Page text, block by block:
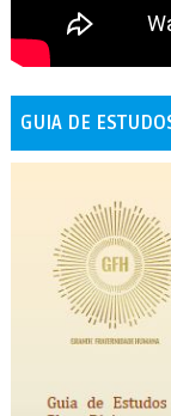
GUIA DE